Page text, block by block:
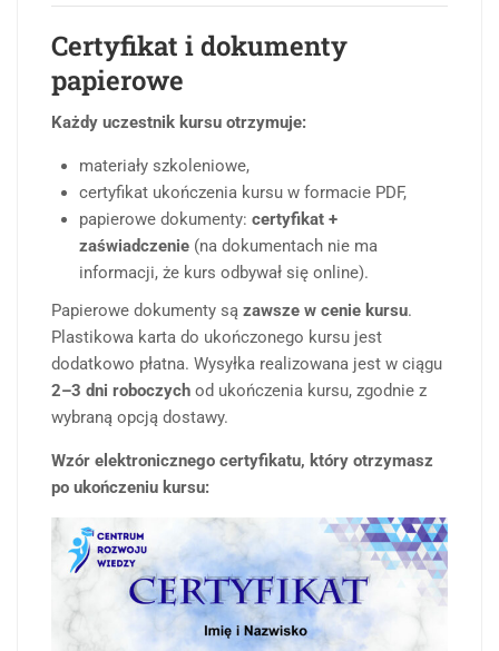
Certyfikat i dokumenty
papierowe
Każdy uczestnik kursu otrzymuje:
materiały szkoleniowe,
certyfikat ukończenia kursu w formacie PDF,
papierowe dokumenty: certyfikat +
zaświadczenie (na dokumentach nie ma
informacji, że kurs odbywał się online).
Papierowe dokumenty są zawsze w cenie kursu.
Plastikowa karta do ukończonego kursu jest
dodatkowo płatna. Wysyłka realizowana jest w ciągu
2–3 dni roboczych od ukończenia kursu, zgodnie z
wybraną opcją dostawy.
Wzór elektronicznego certyfikatu, który otrzymasz
po ukończeniu kursu: